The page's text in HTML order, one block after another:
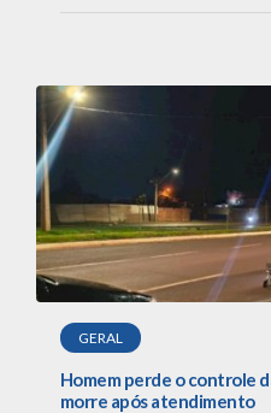
GERAL
Homem perde o controle
morre após atendimento